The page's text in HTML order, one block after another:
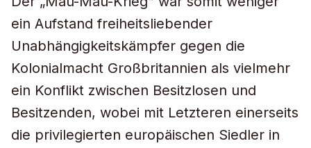
ein Aufstand freiheitsliebender
Unabhängigkeitskämpfer gegen die
Kolonialmacht Großbritannien als vielmehr
ein Konflikt zwischen Besitzlosen und
Besitzenden, wobei mit Letzteren einerseits
die privilegierten europäischen Siedler in